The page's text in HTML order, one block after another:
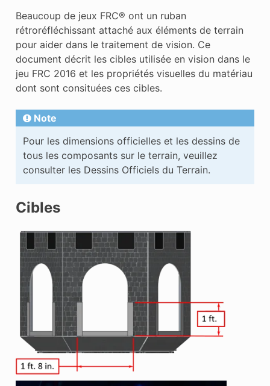
Beaucoup de jeux FRC® ont un ruban
rétroréfléchissant attaché aux éléments de terrain
pour aider dans le traitement de vision. Ce
document décrit les cibles utilisée en vision dans le
jeu FRC 2016 et les propriétés visuelles du matériau
dont sont consituées ces cibles.
Note
Pour les dimensions officielles et les dessins de
tous les composants sur le terrain, veuillez
consulter les Dessins Officiels du Terrain.
Cibles